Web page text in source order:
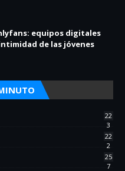
equipos digitales
de las jóvenes
22
3
22
2
25
7